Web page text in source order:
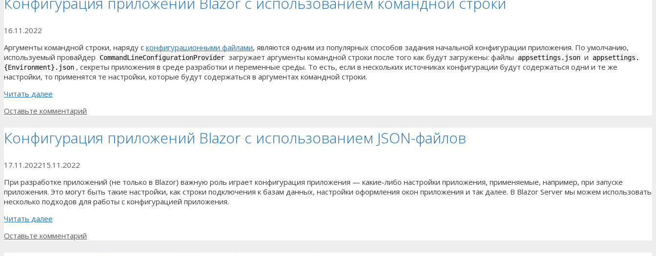
16.11.2022
Аргументы командной строки, наряду с конфигурационными файлами, являются одним из популярных способов задания начальной конфигурации приложения. По умолчанию,
используемый провайдер
CommandLineConfigurationProvider загружает аргументы командной строки после того как будут загружены: файлы appsettings.json и
appsettings.
{Environment}.json , секреты приложения в среде разработки и переменные среды. То есть, если в нескольких источниках конфигурации будут содержаться одни и те же
настройки, то применятся те настройки, которые будут содержаться в аргументах командной строки.
Читать далее
Оставьте комментарий
Конфигурация приложений Blazor с использованием JSON-файлов
17.11.202215.11.2022
При разработке приложений (не только в Blazor) важную роль играет конфигурация приложения — какие-либо настройки приложения, применяемые, например, при запуске
приложения. Это могут быть такие настройки, как строки подключения к базам данных, настройки оформления окон приложения и так далее. В Blazor Server мы можем использовать
несколько подходов для работы с конфигурацией приложения.
Читать далее
Оставьте комментарий